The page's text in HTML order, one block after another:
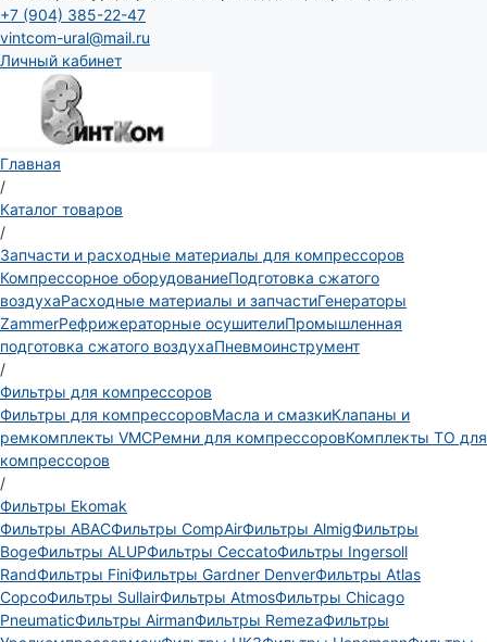
+7 (904) 385-22-47
vintcom-ural@mail.ru
Личный кабинет
Главная
/
Каталог товаров
/
Запчасти и расходные материалы для компрессоров
Компрессорное оборудованиеПодготовка сжатого
воздухаРасходные материалы и запчастиГенераторы
ZammerРефрижераторные осушителиПромышленная
подготовка сжатого воздухаПневмоинструмент
/
Фильтры для компрессоров
Фильтры для компрессоровМасла и смазкиКлапаны и
ремкомплекты VMCРемни для компрессоровКомплекты ТО для
компрессоров
/
Фильтры Ekomak
Фильтры ABACФильтры CompAirФильтры AlmigФильтры
BogeФильтры ALUPФильтры CeccatoФильтры Ingersoll
RandФильтры FiniФильтры Gardner DenverФильтры Atlas
CopcoФильтры SullairФильтры AtmosФильтры Chicago
PneumaticФильтры AirmanФильтры RemezaФильтры